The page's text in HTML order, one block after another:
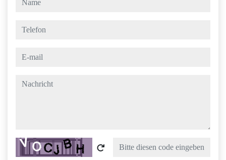
telefon
e-mail
nachricht
Captcha